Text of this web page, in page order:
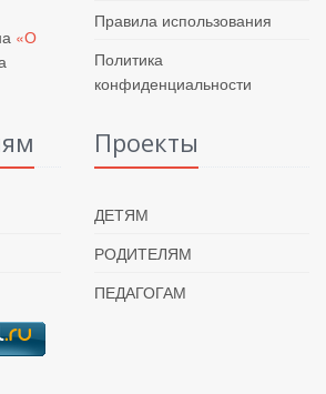
«О
Правила использования
Политика
конфиденциальности
Проекты
ДЕТЯМ
РОДИТЕЛЯМ
ПЕДАГОГАМ